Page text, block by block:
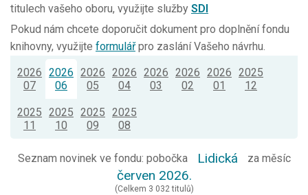
titulech vašeho oboru, využijte služby SDI
Pokud nám chcete doporučit dokument pro doplnění fondu
knihovny, využijte formulářpro zaslání Vašeho návrhu.
2026
07
2026
06
2026
05
2026
04
2026
03
2026
02
2026
01
2025
12
2025
11
2025
10
2025
09
2025
08
Seznam novinek ve fondu: pobočka Lidická za měsíc
červen 2026.
(Celkem 3 032 titulů)